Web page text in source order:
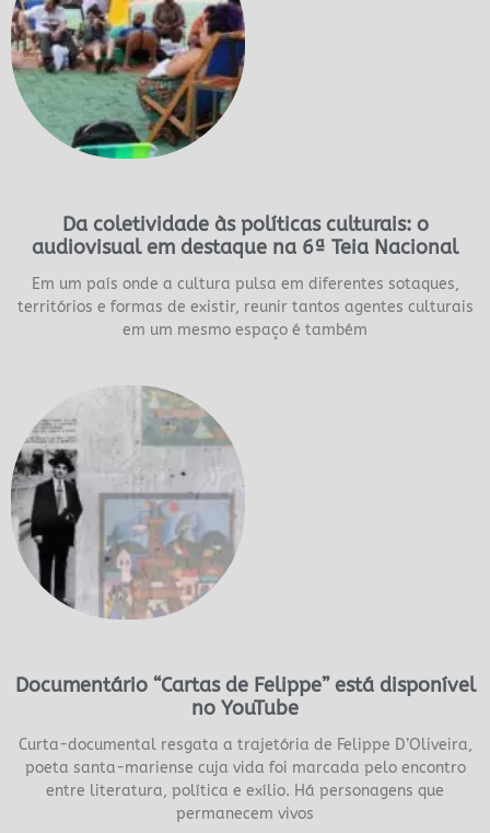
Da coletividade às políticas culturais: o
audiovisual em destaque na 6ª Teia Nacional
Em um país onde a cultura pulsa em diferentes sotaques,
territórios e formas de existir, reunir tantos agentes culturais
em um mesmo espaço é também
Documentário “Cartas de Felippe” está disponível
no YouTube
Curta-documental resgata a trajetória de Felippe D’Oliveira,
poeta santa-mariense cuja vida foi marcada pelo encontro
entre literatura, política e exílio. Há personagens que
permanecem vivos